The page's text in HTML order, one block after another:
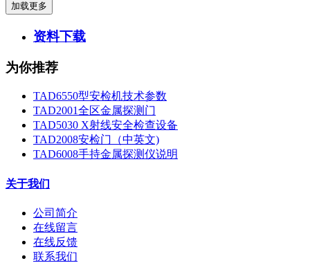
加载更多
资料下载
为你推荐
TAD6550型安检机技术参数
TAD2001全区金属探测门
TAD5030 X射线安全检查设备
TAD2008安检门（中英文)
TAD6008手持金属探测仪说明
关于我们
公司简介
在线留言
在线反馈
联系我们